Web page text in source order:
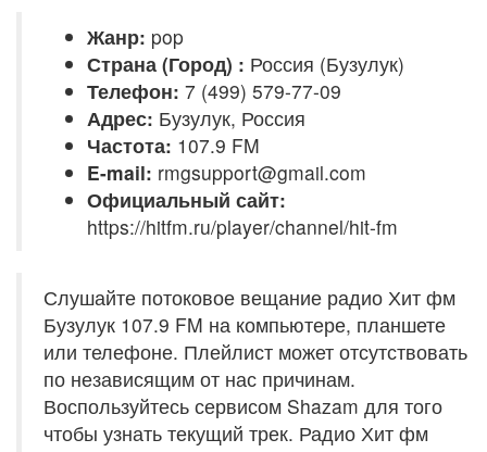
Жанр: pop
Страна (Город) : Россия (Бузулук)
Телефон: 7 (499) 579-77-09
Адрес: Бузулук, Россия
Частота: 107.9 FM
E-mail: rmgsupport@gmail.com
Официальный сайт:
https://hitfm.ru/player/channel/hit-fm
Слушайте потоковое вещание радио Хит фм
Бузулук 107.9 FM на компьютере, планшете
или телефоне. Плейлист может отсутствовать
по независящим от нас причинам.
Воспользуйтесь сервисом Shazam для того
чтобы узнать текущий трек. Радио Хит фм